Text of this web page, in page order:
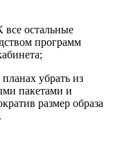
остальные
программ
убрать из
пакетами и
размер образа